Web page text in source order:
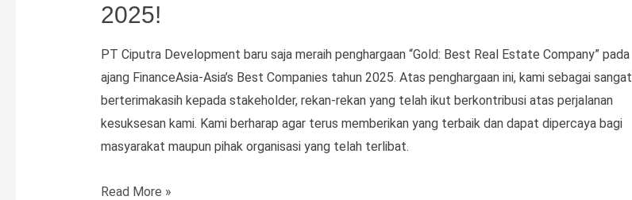
2025!
PT Ciputra Development baru saja meraih penghargaan “Gold: Best Real Estate Company” pada
ajang FinanceAsia-Asia’s Best Companies tahun 2025. Atas penghargaan ini, kami sebagai sangat
berterimakasih kepada stakeholder, rekan-rekan yang telah ikut berkontribusi atas perjalanan
kesuksesan kami. Kami berharap agar terus memberikan yang terbaik dan dapat dipercaya bagi
masyarakat maupun pihak organisasi yang telah terlibat.
Ciputra
Read More »